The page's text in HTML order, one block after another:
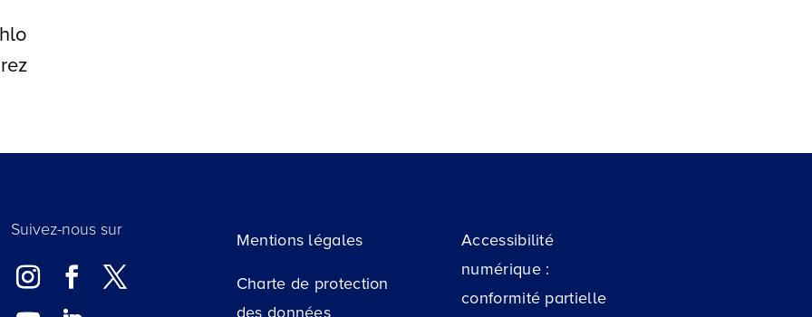
Suivez-nous sur
Mentions légales
Charte de protection
des données
Accessibilité
numérique :
conformité partielle